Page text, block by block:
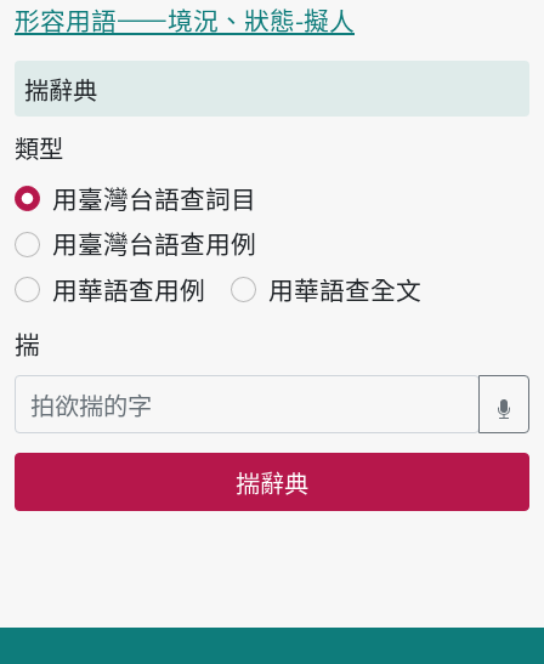
形容用語——境況、狀態-擬人
揣辭典
類型
用臺灣台語查詞目
用臺灣台語查用例
用華語查用例
用華語查全文
揣
揣辭典